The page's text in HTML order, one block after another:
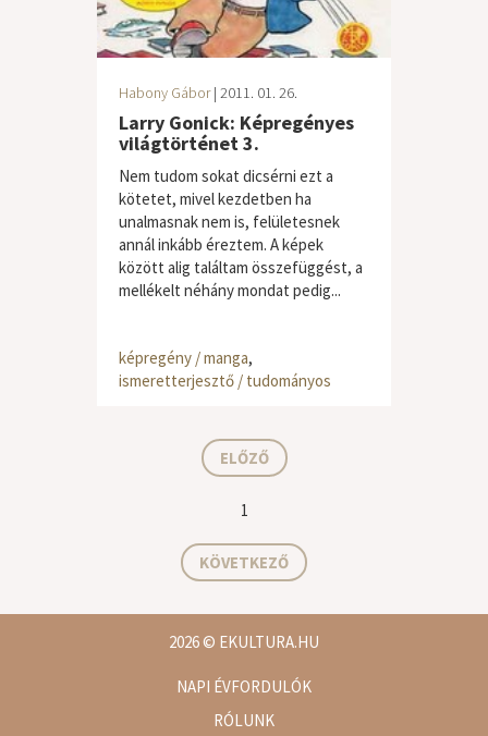
Habony Gábor| 2011. 01. 26.
Larry Gonick: Képregényes
világtörténet 3.
Nem tudom sokat dicsérni ezt a
kötetet, mivel kezdetben ha
unalmasnak nem is, felületesnek
annál inkább éreztem. A képek
között alig találtam összefüggést, a
mellékelt néhány mondat pedig...
képregény / manga,
ismeretterjesztő / tudományos
ELŐZŐ
1
KÖVETKEZŐ
2026© EKULTURA.HU
NAPI ÉVFORDULÓK
RÓLUNK